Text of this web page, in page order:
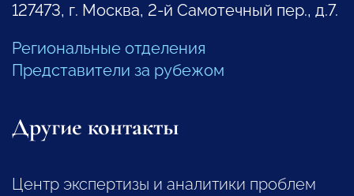
127473, г. Москва, 2-й Самотечный пер., д.7.
Региональные отделения
Представители за рубежом
Другие контакты
Центр экспертизы и аналитики проблем